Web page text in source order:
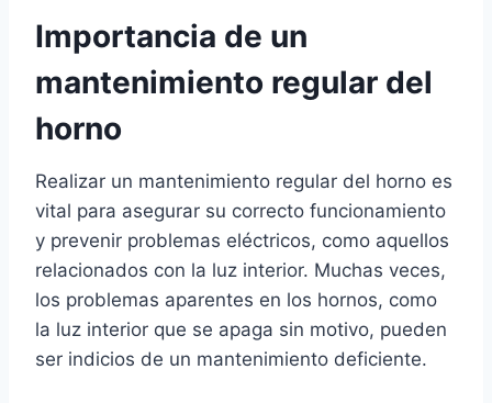
Importancia de un
mantenimiento regular del
horno
Realizar un mantenimiento regular del horno es
vital para asegurar su correcto funcionamiento
y prevenir problemas eléctricos, como aquellos
relacionados con la luz interior. Muchas veces,
los problemas aparentes en los hornos, como
la luz interior que se apaga sin motivo, pueden
ser indicios de un mantenimiento deficiente.